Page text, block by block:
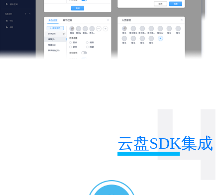
云盘SDK集成